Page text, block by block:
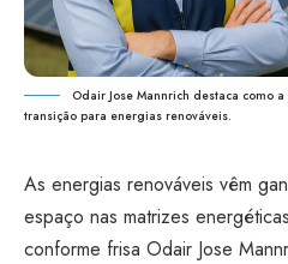
Odair Jose Mannrich destaca como
transição para energias renováveis.
As energias renováveis vêm
espaço nas matrizes
conforme frisa Odair Jose